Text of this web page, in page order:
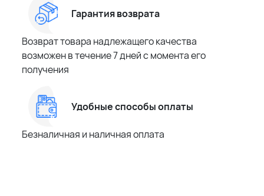
Гарантия возврата
Возврат товара надлежащего качества
возможен в течение 7 дней с момента его
получения
Удобные способы оплаты
Безналичная и наличная оплата